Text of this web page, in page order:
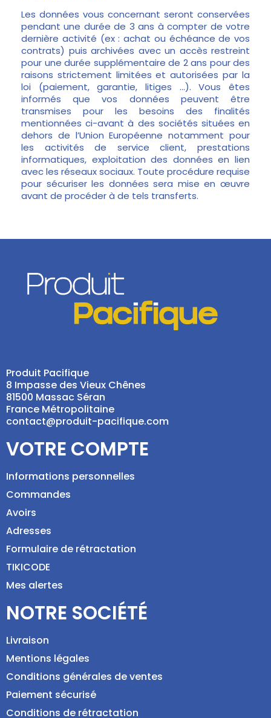
Les données vous concernant seront conservées
pendant une durée de 3 ans à compter de votre
dernière activité (ex : achat ou échéance de vos
contrats) puis archivées avec un accès restreint
pour une durée supplémentaire de 2 ans pour des
raisons strictement limitées et autorisées par la
loi (paiement, garantie, litiges …). Vous êtes
informés que vos données peuvent être
transmises pour les besoins des finalités
mentionnées ci-avant à des sociétés situées en
dehors de l’Union Européenne notamment pour
les activités de service client, prestations
informatiques, exploitation des données en lien
avec les réseaux sociaux. Toute procédure requise
pour sécuriser les données sera mise en œuvre
avant de procéder à de tels transferts.
Produit Pacifique
8 Impasse des Vieux Chênes
81500 Massac Séran
France Métropolitaine
contact@produit-pacifique.com
VOTRE COMPTE
Informations personnelles
Commandes
Avoirs
Adresses
Formulaire de rétractation
TIKICODE
Mes alertes
NOTRE SOCIÉTÉ
Livraison
Mentions légales
Conditions générales de ventes
Paiement sécurisé
Conditions de rétractation